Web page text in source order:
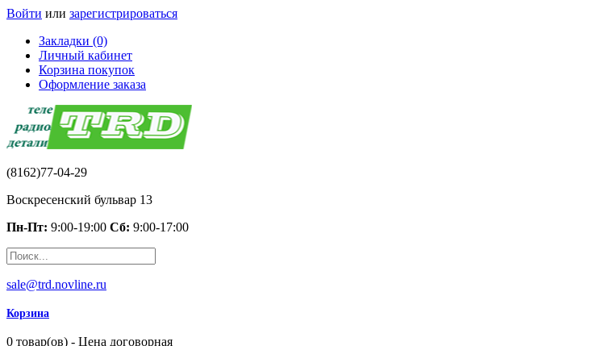
Войти или зарегистрироваться
Закладки (0)
Личный кабинет
Корзина покупок
Оформление заказа
(8162)77-04-29
Воскресенский бульвар 13
Пн-Пт: 9:00-19:00 Сб: 9:00-17:00
sale@trd.novline.ru
Корзина
0 товар(ов) - Цена договорная